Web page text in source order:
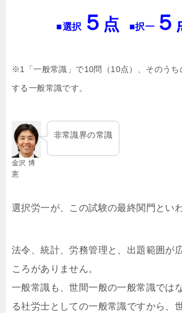
■選択 ５ 点 ■択一 ５
※1「一般常識」で10問（10点）、そのうち
する一般常識です。
金沢 博
憲
非常識界の常識
選択労一が、この試験の最終関門とい
法令、統計、労務管理と、出題範囲が
ころがありません。
一般常識も、世間一般の一般常識では
る社労士としての一般常識ですから、